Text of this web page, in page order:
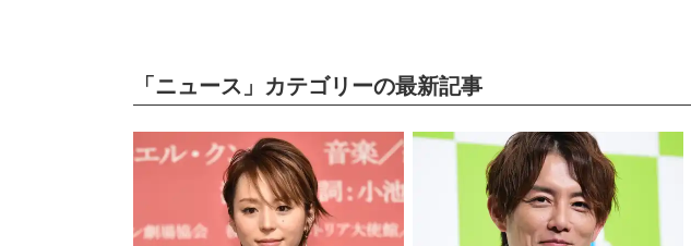
「ニュース」カテゴリーの最新記事